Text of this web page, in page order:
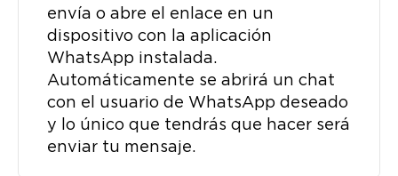
envía o abre el enlace en un
dispositivo con la aplicación
WhatsApp instalada.
Automáticamente se abrirá un chat
con el usuario de WhatsApp deseado
y lo único que tendrás que hacer será
enviar tu mensaje.